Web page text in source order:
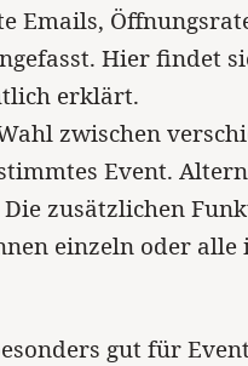
Emails,
Hier findet
erklärt.
zwischen
Event.
zusätzlichen
einzeln oder alle
gut für